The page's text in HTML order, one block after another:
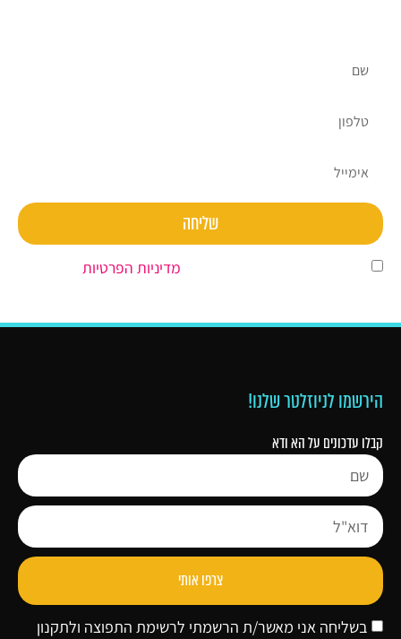
מדיניות הפרטיות
שליחה
הירשמו לניוזלטר שלנו!
קבלו עדכונים על הא ודא
בשליחה אני מאשר/ת הרשמתי לרשימת התפוצה ולתקנון
צרפו אותי